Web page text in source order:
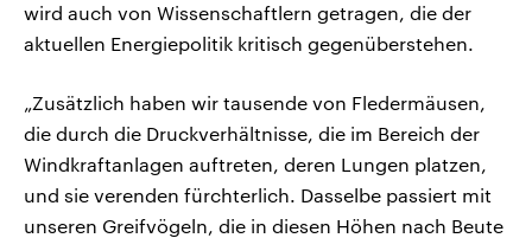
wird auch von Wissenschaftlern getragen, die der
aktuellen Energiepolitik kritisch gegenüberstehen.
„Zusätzlich haben wir tausende von Fledermäusen,
die durch die Druckverhältnisse, die im Bereich der
Windkraftanlagen auftreten, deren Lungen platzen,
und sie verenden fürchterlich. Dasselbe passiert mit
unseren Greifvögeln, die in diesen Höhen nach Beute